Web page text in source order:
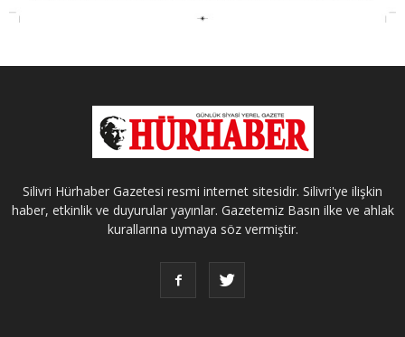
Silivri Hürhaber Gazetesi resmi internet sitesidir. Silivri'ye ilişkin
haber, etkinlik ve duyurular yayınlar. Gazetemiz Basın ilke ve ahlak
kurallarına uymaya söz vermiştir.